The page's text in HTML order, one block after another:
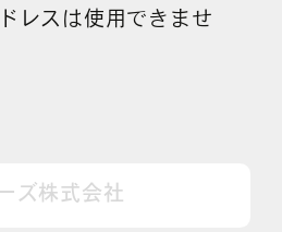
レスは使用できませ